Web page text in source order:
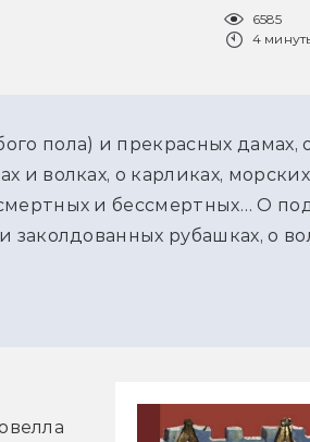
6585
4
пола) и прекрасных дамах,
и волках, о карликах,
и бессмертных… О
заколдованных рубашках, о